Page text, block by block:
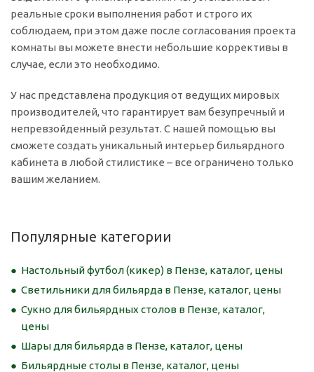
реальные сроки выполнения работ и строго их
соблюдаем, при этом даже после согласования проекта
комнаты вы можете внести небольшие коррективы в
случае, если это необходимо.
У нас представлена продукция от ведущих мировых
производителей, что гарантирует вам безупречный и
непревзойденный результат. С нашей помощью вы
сможете создать уникальный интерьер бильярдного
кабинета в любой стилистике – все ограничено только
вашим желанием.
Популярные категории
Настольный футбол (кикер) в Пензе, каталог, цены
Светильники для бильярда в Пензе, каталог, цены
Сукно для бильярдных столов в Пензе, каталог,
цены
Шары для бильярда в Пензе, каталог, цены
Бильярдные столы в Пензе, каталог, цены